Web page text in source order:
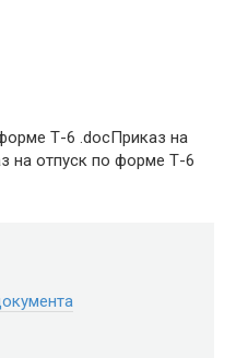
Т-6 .docПриказ на
на отпуск по форме Т-6